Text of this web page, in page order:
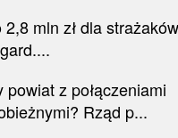
2,8 mln zł dla
powiat z połączeniami
Rząd p...